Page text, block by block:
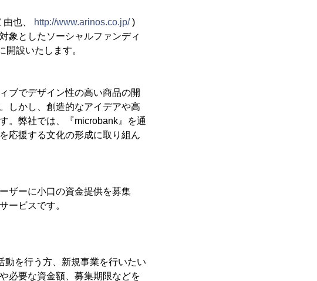
也、 http://www.arinos.co.jp/)
象としたソーシャルファンディ
設いたします。
ブでデザイン性の高い商品の開
しかし、創造的なアイデアや高
。弊社では、『microbank』を通
応援する文化の形成に取り組ん
ザーに小口の資金提供を募集
ービスです。
を行う方、新規事業を行いたい
必要な資金額、募集期限などを